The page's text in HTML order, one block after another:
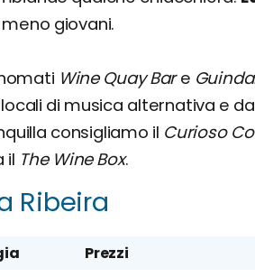
giovani.
Wine Quay Bare
di musica alternativa e
consigliamo il Curioso
il The Wine Box.
Ribeira
Prezzi